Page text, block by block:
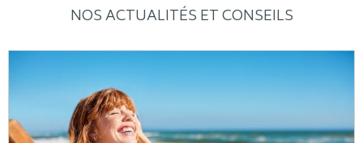
NOS ACTUALITÉS ET CONSEILS